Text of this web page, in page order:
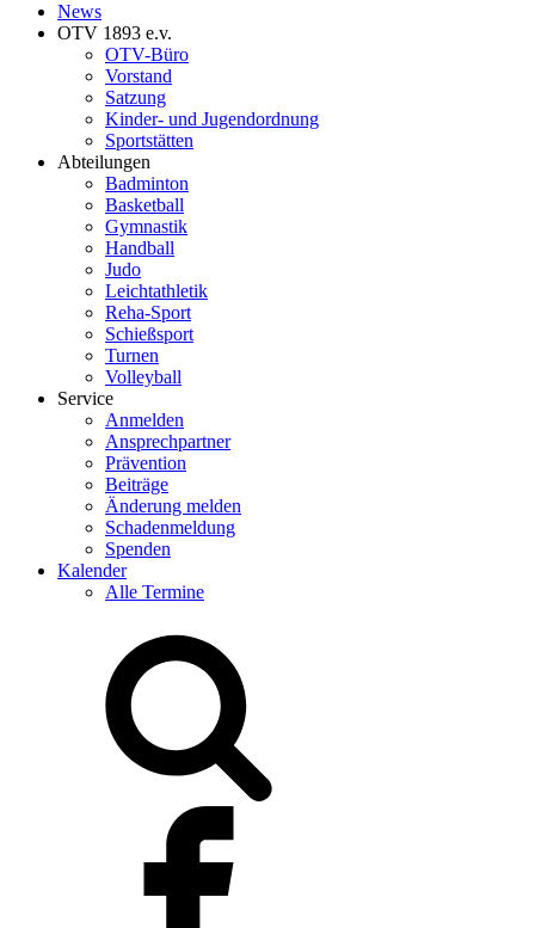
News
OTV 1893 e.v.
OTV-Büro
Vorstand
Satzung
Kinder- und Jugendordnung
Sportstätten
Abteilungen
Badminton
Basketball
Gymnastik
Handball
Judo
Leichtathletik
Reha-Sport
Schießsport
Turnen
Volleyball
Service
Anmelden
Ansprechpartner
Prävention
Beiträge
Änderung melden
Schadenmeldung
Spenden
Kalender
Alle Termine